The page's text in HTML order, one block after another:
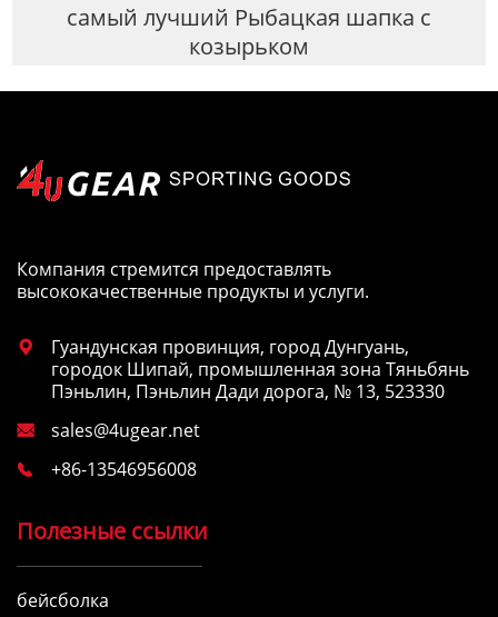
самый лучший Рыбацкая шапка с
козырьком
Компания стремится предоставлять
высококачественные продукты и услуги.

Гуандунская провинция, город Дунгуань,
городок Шипай, промышленная зона Тяньбянь
Пэньлин, Пэньлин Дади дорога, № 13, 523330
 sales@4ugear.net
 +86-13546956008
Полезные ссылки
бейсболка